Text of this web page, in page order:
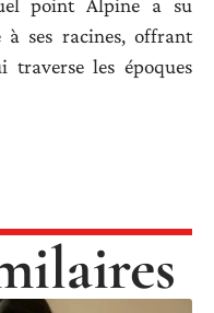
point Alpine a su
ses racines, offrant
les époques